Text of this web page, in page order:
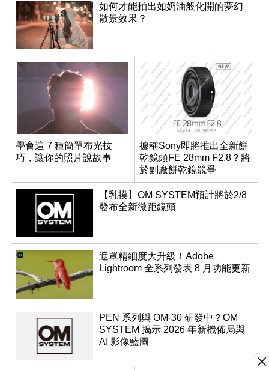
如何才能拍出如奶油般化開的夢幻
散景效果？
學會這 7 種簡單布光技
巧，讓你的照片說故事
據稱Sony即將推出全新餅
乾鏡頭FE 28mm F2.8？將
於副廠餅乾鏡競爭
【乳摸】OM SYSTEM預計將於2/8
發布全新微距鏡頭
遮罩精細度大升級！Adobe
Lightroom 全系列發表 8 月功能更新
PEN 系列與 OM-30 研發中？OM
SYSTEM 揭示 2026 年新機佈局與
AI 影像藍圖